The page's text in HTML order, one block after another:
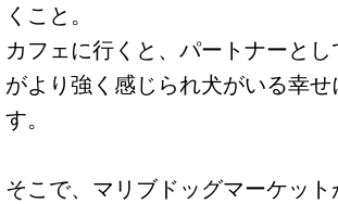
くこと。
カフェに行くと、パートナーとし
がより強く感じられ犬がいる幸せ
す。
そこで、マリブドッグマーケット